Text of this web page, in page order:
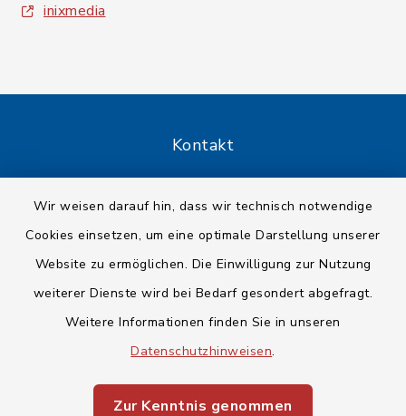
Wir weisen darauf hin, dass wir technisch notwendige
Cookies einsetzen, um eine optimale Darstellung unserer
Website zu ermöglichen. Die Einwilligung zur Nutzung
weiterer Dienste wird bei Bedarf gesondert abgefragt.
Weitere Informationen finden Sie in unseren
Datenschutzhinweisen.
Zur Kenntnis genommen
inixmedia
Kontakt
Datenschutz
Impressum
Sitemap
Cookie-Einstellungen